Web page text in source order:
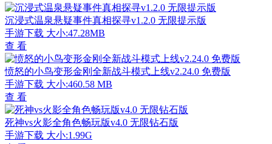
沉浸式温泉悬疑事件真相探寻v1.2.0 无限提示版
手游下载 大小:47.28MB
查 看
愤怒的小鸟变形金刚全新战斗模式上线v2.24.0 免费版
手游下载 大小:460.58 MB
查 看
死神vs火影全角色畅玩版v4.0 无限钻石版
手游下载 大小:1.99G